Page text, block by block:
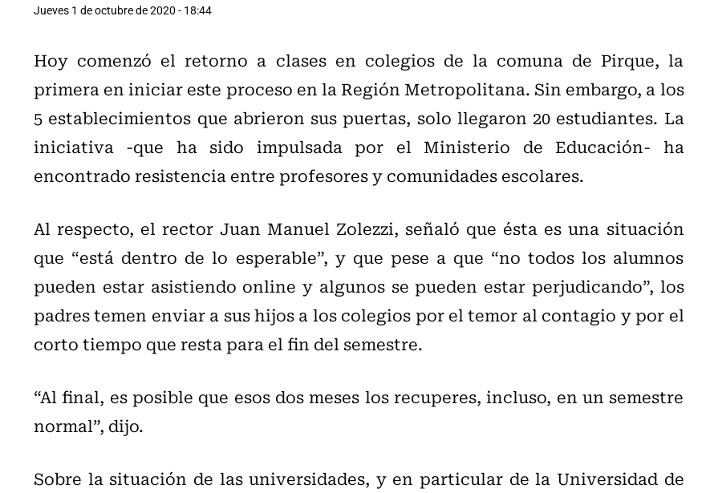
Jueves 1 de octubre de 2020 - 18:44
Hoy comenzó el retorno a clases en colegios de la comuna de Pirque, la
primera en iniciar este proceso en la Región Metropolitana. Sin embargo, a los
5 establecimientos que abrieron sus puertas, solo llegaron 20 estudiantes. La
iniciativa -que ha sido impulsada por el Ministerio de Educación- ha
encontrado resistencia entre profesores y comunidades escolares.
Al respecto, el rector Juan Manuel Zolezzi, señaló que ésta es una situación
que “está dentro de lo esperable”, y que pese a que “no todos los alumnos
pueden estar asistiendo online y algunos se pueden estar perjudicando”, los
padres temen enviar a sus hijos a los colegios por el temor al contagio y por el
corto tiempo que resta para el fin del semestre.
“Al final, es posible que esos dos meses los recuperes, incluso, en un semestre
normal”, dijo.
Sobre la situación de las universidades, y en particular de la Universidad de